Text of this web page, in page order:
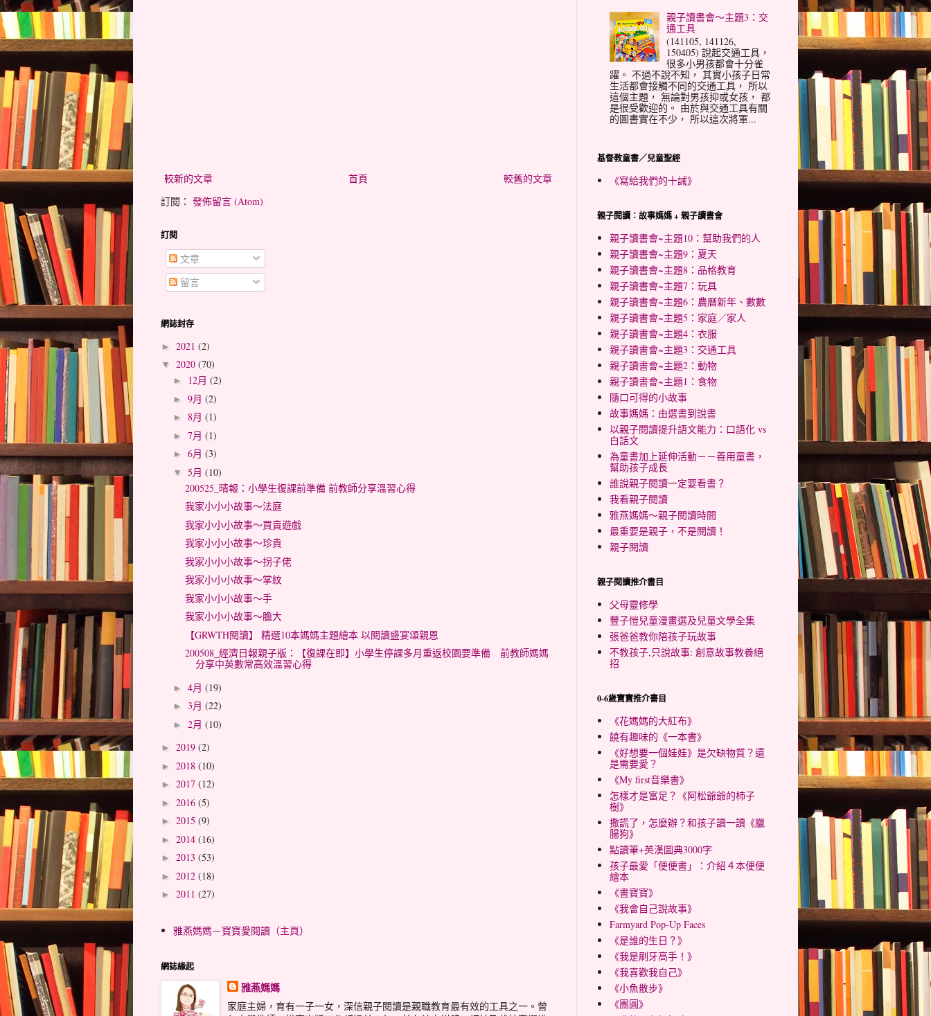
較新的文章 較舊的文章
首頁
訂閱： 發佈留言 (Atom)
訂閱
文章
留言
網誌封存
► 2021 (2)
▼ 2020 (70)
► 12月 (2)
► 9月 (2)
► 8月 (1)
► 7月 (1)
► 6月 (3)
▼ 5月 (10)
200525_晴報：小學生復課前準備 前教師分享溫習心得
我家小小小故事～法庭
我家小小小故事～買賣遊戲
我家小小小故事～珍貴
我家小小小故事～拐子佬
我家小小小故事～掌紋
我家小小小故事～手
我家小小小故事～膽大
【GRWTH閱讀】 精選10本媽媽主題繪本 以閱讀盛宴頌親恩
200508_經濟日報親子版：【復課在即】小學生停課多月重返校園要準備 前教師媽媽
分享中英數常高效溫習心得
► 4月 (19)
► 3月 (22)
► 2月 (10)
► 2019 (2)
► 2018 (10)
► 2017 (12)
► 2016 (5)
► 2015 (9)
► 2014 (16)
► 2013 (53)
► 2012 (18)
► 2011 (27)
雅燕媽媽－寶寶愛閱讀（主頁）
網誌緣起
雅燕媽媽
家庭主婦，育有一子一女，深信親子閱讀是親職教育最有效的工具之一。曾
親子讀書會～主題3：交
通工具
(141105, 141126,
150405) 說起交通工具，
很多小男孩都會十分雀
躍。 不過不說不知， 其實小孩子日常
生活都會接觸不同的交通工具， 所以
這個主題， 無論對男孩抑或女孩， 都
是很受歡迎的。 由於與交通工具有關
的圖書實在不少， 所以這次將軍...
基督教童書／兒童聖經
《寫給我們的十誡》
親子閱讀：故事媽媽 + 親子讀書會
親子讀書會~主題10：幫助我們的人
親子讀書會~主題9：夏天
親子讀書會~主題8：品格教育
親子讀書會~主題7：玩具
親子讀書會~主題6：農曆新年、數數
親子讀書會~主題5：家庭／家人
親子讀書會~主題4：衣服
親子讀書會~主題3：交通工具
親子讀書會~主題2：動物
親子讀書會~主題1：食物
隨口可得的小故事
故事媽媽：由選書到說書
以親子閱讀提升語文能力：口語化 vs
白話文
為童書加上延伸活動－－善用童書，
幫助孩子成長
誰說親子閱讀一定要看書？
我看親子閱讀
雅燕媽媽～親子閱讀時間
最重要是親子，不是閱讀！
親子閱讀
親子閱讀推介書目
父母靈修學
豐子愷兒童漫畫選及兒童文學全集
張爸爸教你陪孩子玩故事
不教孩子,只說故事: 創意故事教養絕
招
0-6歲寶寶推介書目
《花媽媽的大紅布》
饒有趣味的《一本書》
《好想要一個娃娃》是欠缺物質？還
是需要愛？
《My first音樂書》
怎樣才是富足？《阿松爺爺的杮子
樹》
撒謊了，怎麼辦？和孩子讀一讀《臘
腸狗》
點讀筆+英漢圖典3000字
孩子最愛「便便書」：介紹４本便便
繪本
《書寶寶》
《我會自己說故事》
Farmyard Pop-Up Faces
《是誰的生日？》
《我是刷牙高手！》
《我喜歡我自己》
《小魚散步》
《團圓》